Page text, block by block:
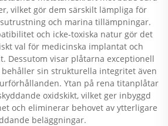
vilket gör dem särskilt lämpliga för
och marina tillämpningar.
och icke-toxiska natur gör det
val för medicinska implantat och
Dessutom visar plåtarna exceptionell
sin strukturella integritet även
Ytan på rena titanplåtar
oxidskikt, vilket ger inbyggd
och eliminerar behovet av ytterligare
beläggningar.